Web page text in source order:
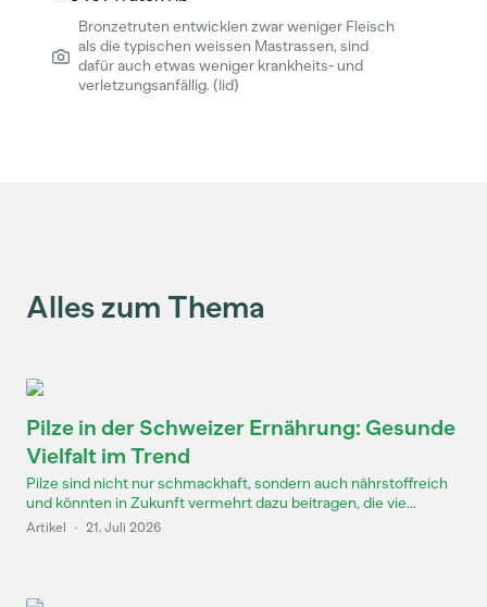
Bronzetruten entwicklen zwar weniger Fleisch
als die typischen weissen Mastrassen, sind
dafür auch etwas weniger krankheits- und
verletzungsanfällig. (lid)
Alles zum Thema
Pilze in der Schweizer Ernährung: Gesunde
Vielfalt im Trend
Pilze sind nicht nur schmackhaft, sondern auch nährstoffreich
und könnten in Zukunft vermehrt dazu beitragen, die vie...
Artikel · 21. Juli 2026